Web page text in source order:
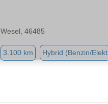
Wesel, 46485
3.100 km Hybrid (Benzin/Elekt